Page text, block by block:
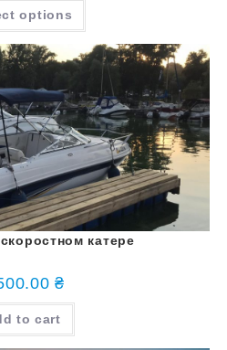
options
катере
₴
to cart